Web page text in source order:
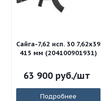
Сайга-7,62 исп. 30 7,62x39
415 мм (204100901931)
63 900руб./шт
Подробнее